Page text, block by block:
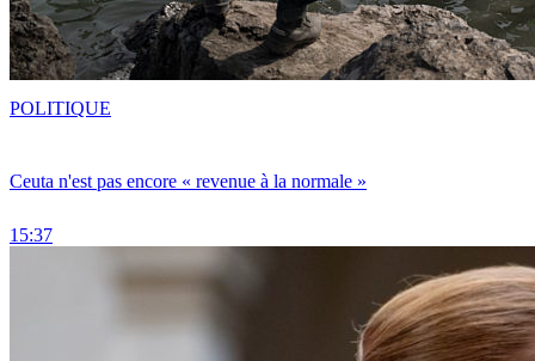
Ceuta n'est pas encore « revenue à la normale »
15:37
POLITIQUE